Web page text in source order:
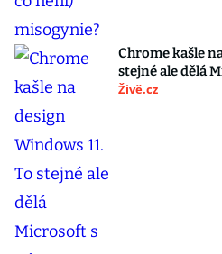
Chrome kašle
stejné ale dělá
Živě.cz